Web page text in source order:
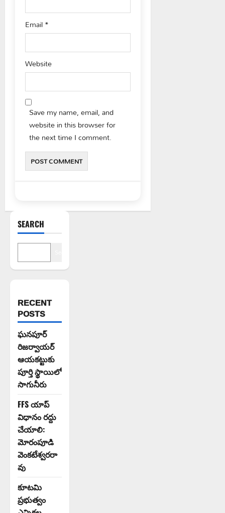
Email*
Website
Save my name, email, and
website in this browser for
the next time I comment.
SEARCH
RECENT
POSTS
ఘనపూర్
రిజర్వాయర్
ఆయకట్టుకు
పూర్తి స్థాయిలో
సాగునీరు
FFS యాప్
విధానం రద్దు
చేయాలి:
మోరంపూడి
వెంకటేశ్వరరా
వు
కూటమి
ప్రభుత్వం